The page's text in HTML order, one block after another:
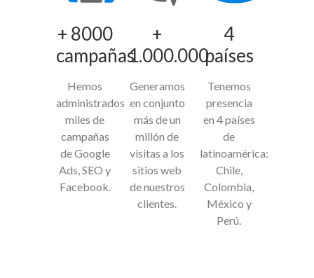
+ 8000
campañas
Hemos
administrados
miles de
campañas
de Google
Ads, SEO y
Facebook.
+
1.000.000
Generamos
en conjunto
más de un
millón de
visitas a los
sitios web
de nuestros
clientes.
4
países
Tenemos
presencia
en 4 países
de
latinoamérica:
Chile,
Colombia,
México y
Perú.